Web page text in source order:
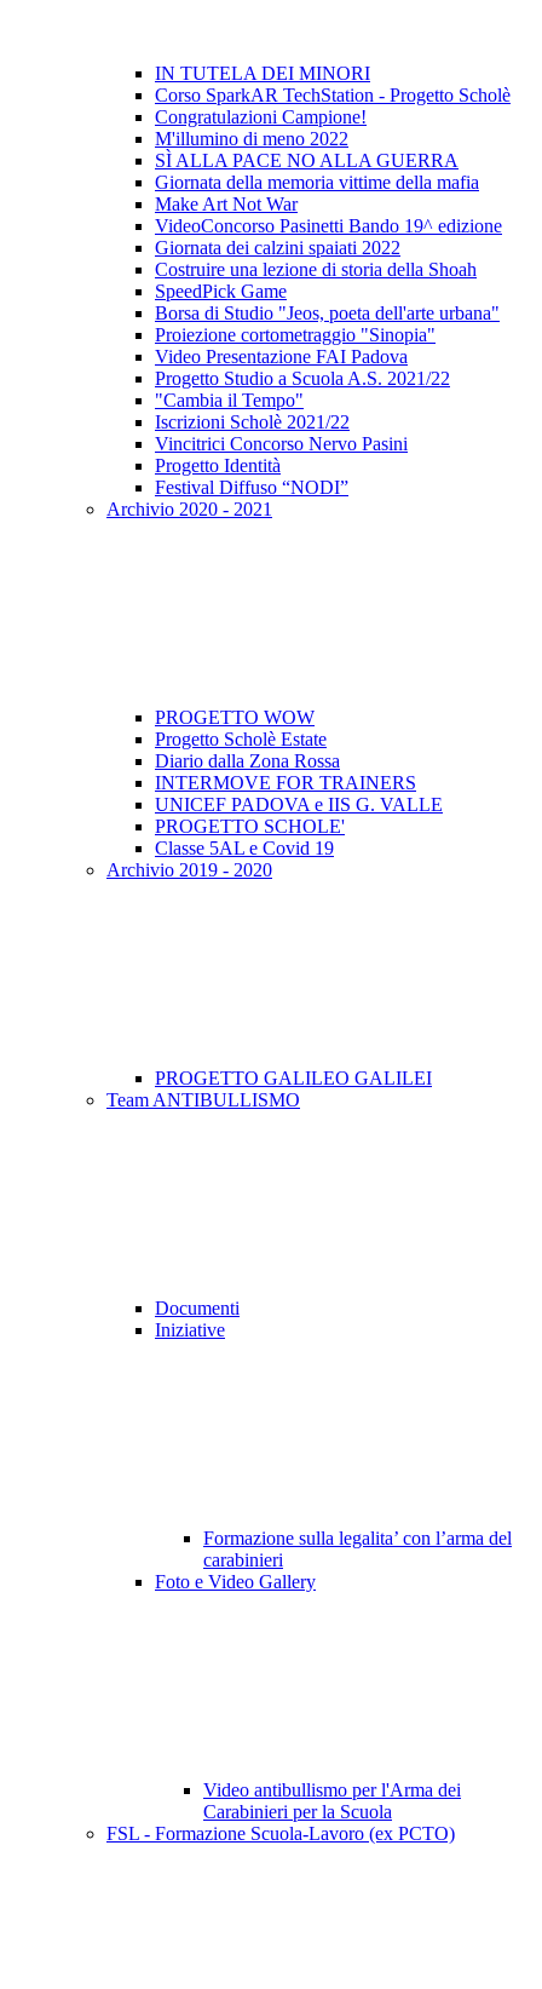
IN TUTELA DEI MINORI
Corso SparkAR TechStation - Progetto Scholè
Congratulazioni Campione!
M'illumino di meno 2022
SÌ ALLA PACE NO ALLA GUERRA
Giornata della memoria vittime della mafia
Make Art Not War
VideoConcorso Pasinetti Bando 19^ edizione
Giornata dei calzini spaiati 2022
Costruire una lezione di storia della Shoah
SpeedPick Game
Borsa di Studio "Jeos, poeta dell'arte urbana"
Proiezione cortometraggio "Sinopia"
Video Presentazione FAI Padova
Progetto Studio a Scuola A.S. 2021/22
"Cambia il Tempo"
Iscrizioni Scholè 2021/22
Vincitrici Concorso Nervo Pasini
Progetto Identità
Festival Diffuso “NODI”
Archivio 2020 - 2021
PROGETTO WOW
Progetto Scholè Estate
Diario dalla Zona Rossa
INTERMOVE FOR TRAINERS
UNICEF PADOVA e IIS G. VALLE
PROGETTO SCHOLE'
Classe 5AL e Covid 19
Archivio 2019 - 2020
PROGETTO GALILEO GALILEI
Team ANTIBULLISMO
Documenti
Iniziative
Formazione sulla legalita’ con l’arma del
carabinieri
Foto e Video Gallery
Video antibullismo per l'Arma dei
Carabinieri per la Scuola
FSL - Formazione Scuola-Lavoro (ex PCTO)